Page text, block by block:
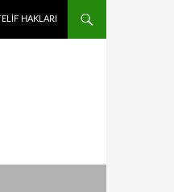
HAKLARI